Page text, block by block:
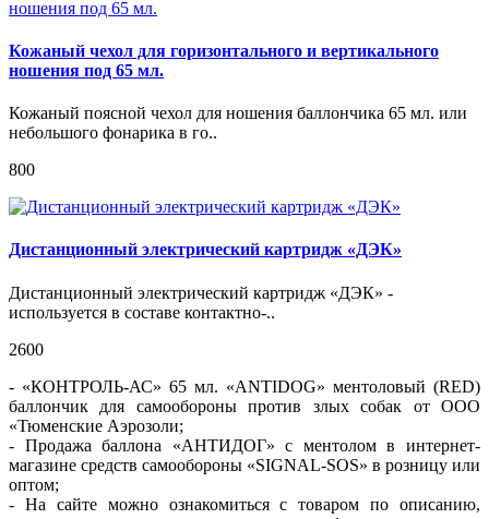
Кожаный чехол для горизонтального и вертикального
ношения под 65 мл.
Кожаный поясной чехол для ношения баллончика 65 мл. или
небольшого фонарика в го..
800
Дистанционный электрический картридж «ДЭК»
Дистанционный электрический картридж «ДЭК» -
используется в составе контактно-..
2600
- «КОНТРОЛЬ-АС» 65 мл. «ANTIDOG» ментоловый (RED)
баллончик для самообороны против злых собак от ООО
«Тюменские Аэрозоли;
- Продажа баллона «АНТИДОГ» с ментолом в интернет-
магазине средств самообороны «SIGNAL-SOS» в розницу или
оптом;
- На сайте можно ознакомиться с товаром по описанию,